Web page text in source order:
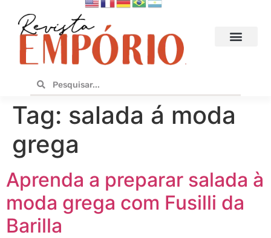
Tag: salada á moda
grega
Aprenda a preparar salada à
moda grega com Fusilli da
Barilla